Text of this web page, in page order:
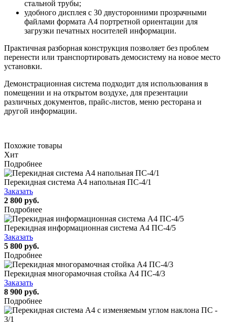
стальной трубы;
удобного дисплея с 30 двусторонними прозрачными
файлами формата А4 портретной ориентации для
загрузки печатных носителей информации.
Практичная разборная конструкция позволяет без проблем
перенести или транспортировать демосистему на новое место
установки.
Демонстрационная система подходит для использования в
помещении и на открытом воздухе, для презентации
различных документов, прайс-листов, меню ресторана и
другой информации.
Похожие товары
Хит
Подробнее
Перекидная система А4 напольная ПС-4/1
Заказать
2 800 руб.
Подробнее
Перекидная информационная система А4 ПС-4/5
Заказать
5 800 руб.
Подробнее
Перекидная многорамочная стойка А4 ПС-4/3
Заказать
8 900 руб.
Подробнее